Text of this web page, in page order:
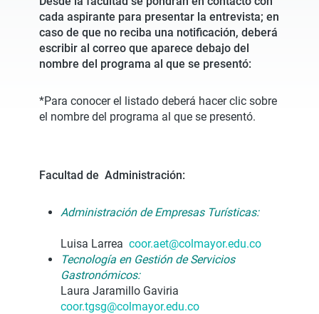
cada aspirante para presentar la entrevista; en
caso de que no reciba una notificación, deberá
escribir al correo que aparece debajo del
nombre del programa al que se presentó:
*Para conocer el listado deberá hacer clic sobre
el nombre del programa al que se presentó.
Facultad de Administración:
Administración de Empresas Turísticas:
Luisa Larrea coor.aet@colmayor.edu.co
Tecnología en Gestión de Servicios
Gastronómicos:
Laura Jaramillo Gaviria
coor.tgsg@colmayor.edu.co